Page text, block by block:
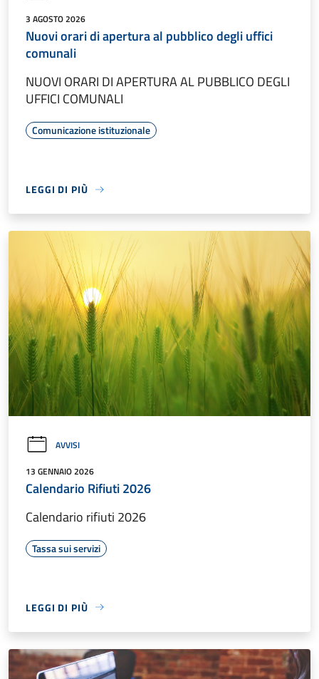
3 AGOSTO 2026
Nuovi orari di apertura al pubblico degli uffici
comunali
NUOVI ORARI DI APERTURA AL PUBBLICO DEGLI
UFFICI COMUNALI
Comunicazione istituzionale
LEGGI DI PIÙ
AVVISI
13 GENNAIO 2026
Calendario Rifiuti 2026
Calendario rifiuti 2026
Tassa sui servizi
LEGGI DI PIÙ